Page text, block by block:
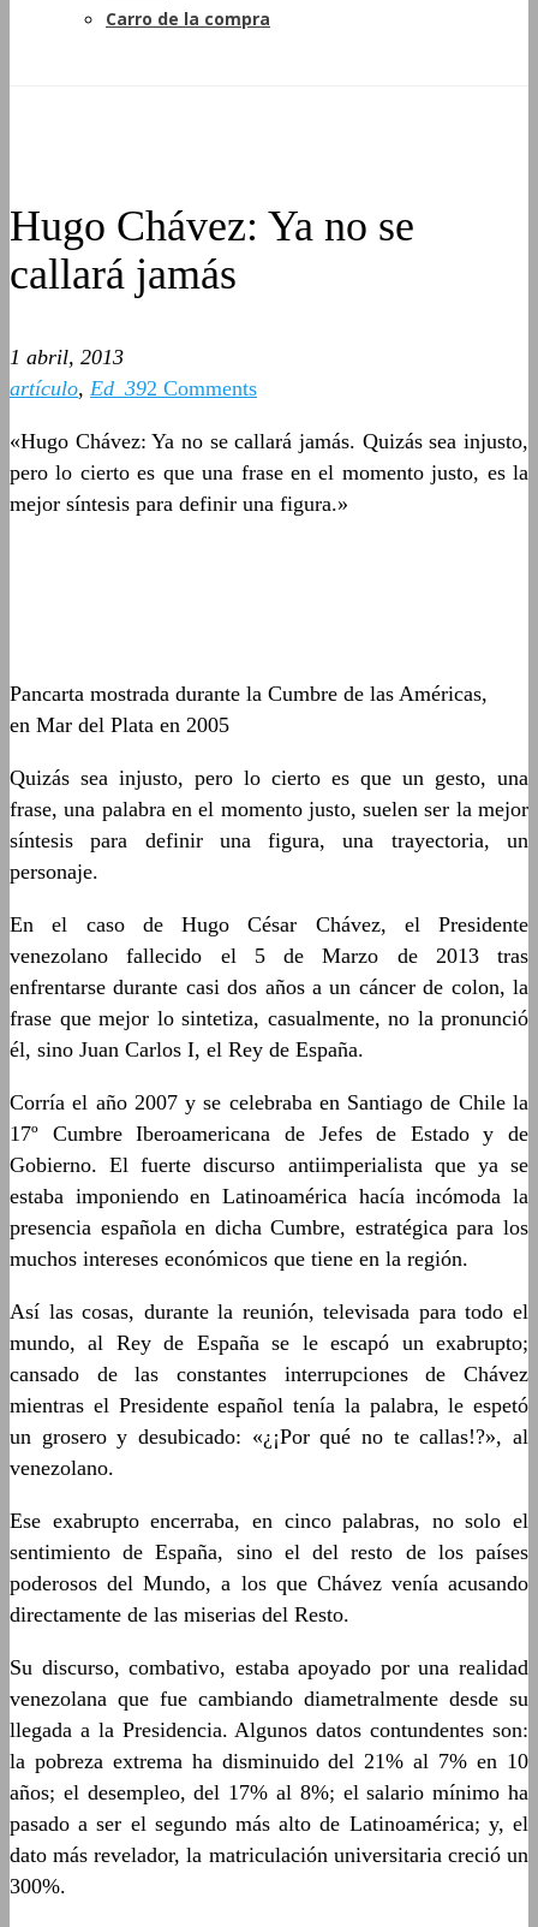
Carro de la compra
Hugo Chávez: Ya no se
callará jamás
1 abril, 2013
artículo, Ed_392 Comments
«Hugo Chávez: Ya no se callará jamás. Quizás sea injusto,
pero lo cierto es que una frase en el momento justo, es la
mejor síntesis para definir una figura.»
Pancarta mostrada durante la Cumbre de las Américas,
en Mar del Plata en 2005
Quizás sea injusto, pero lo cierto es que un gesto, una
frase, una palabra en el momento justo, suelen ser la mejor
síntesis para definir una figura, una trayectoria, un
personaje.
En el caso de Hugo César Chávez, el Presidente
venezolano fallecido el 5 de Marzo de 2013 tras
enfrentarse durante casi dos años a un cáncer de colon, la
frase que mejor lo sintetiza, casualmente, no la pronunció
él, sino Juan Carlos I, el Rey de España.
Corría el año 2007 y se celebraba en Santiago de Chile la
17º Cumbre Iberoamericana de Jefes de Estado y de
Gobierno. El fuerte discurso antiimperialista que ya se
estaba imponiendo en Latinoamérica hacía incómoda la
presencia española en dicha Cumbre, estratégica para los
muchos intereses económicos que tiene en la región.
Así las cosas, durante la reunión, televisada para todo el
mundo, al Rey de España se le escapó un exabrupto;
cansado de las constantes interrupciones de Chávez
mientras el Presidente español tenía la palabra, le espetó
un grosero y desubicado: «¿¡Por qué no te callas!?», al
venezolano.
Ese exabrupto encerraba, en cinco palabras, no solo el
sentimiento de España, sino el del resto de los países
poderosos del Mundo, a los que Chávez venía acusando
directamente de las miserias del Resto.
Su discurso, combativo, estaba apoyado por una realidad
venezolana que fue cambiando diametralmente desde su
llegada a la Presidencia. Algunos datos contundentes son:
la pobreza extrema ha disminuido del 21% al 7% en 10
años; el desempleo, del 17% al 8%; el salario mínimo ha
pasado a ser el segundo más alto de Latinoamérica; y, el
dato más revelador, la matriculación universitaria creció un
300%.